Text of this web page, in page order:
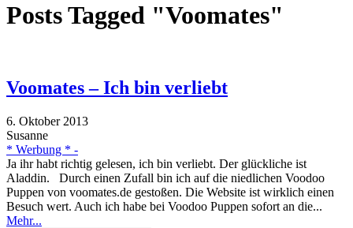
Posts Tagged "Voomates"
Voomates – Ich bin verliebt
6. Oktober 2013
Susanne
* Werbung * -
Ja ihr habt richtig gelesen, ich bin verliebt. Der glückliche ist
Aladdin. Durch einen Zufall bin ich auf die niedlichen Voodoo
Puppen von voomates.de gestoßen. Die Website ist wirklich einen
Besuch wert. Auch ich habe bei Voodoo Puppen sofort an die...
Mehr...